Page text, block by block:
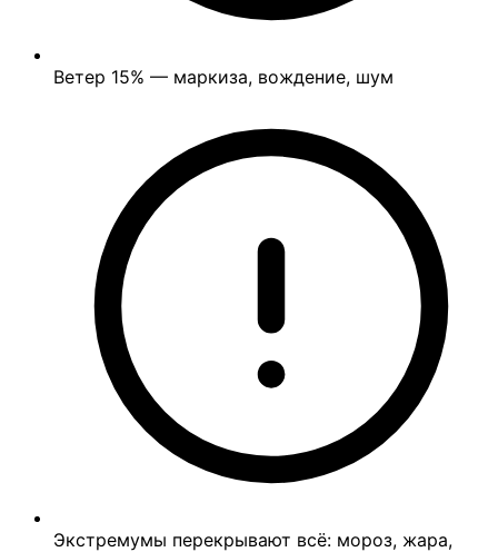
Ветер 15% — маркиза, вождение, шум
Экстремумы перекрывают всё: мороз, жара,